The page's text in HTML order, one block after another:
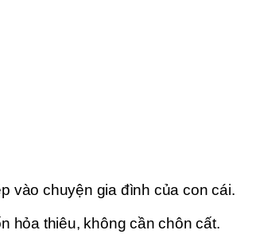
vào chuyện gia đình của con cái.
hỏa thiêu, không cần chôn cất.